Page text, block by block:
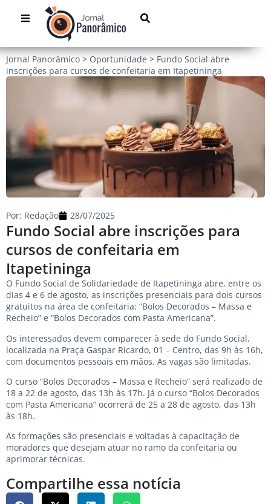
Jornal Panorâmico > Oportunidade > Fundo Social abre
inscrições para cursos de confeitaria em Itapetininga
Fundo Social abre inscrições para
cursos de confeitaria em
Itapetininga
Por: Redação 28/07/2025
O Fundo Social de Solidariedade de Itapetininga abre, entre os
dias 4 e 6 de agosto, as inscrições presenciais para dois cursos
gratuitos na área de confeitaria: “Bolos Decorados – Massa e
Recheio” e “Bolos Decorados com Pasta Americana”.
Os interessados devem comparecer à sede do Fundo Social,
localizada na Praça Gaspar Ricardo, 01 – Centro, das 9h às 16h,
com documentos pessoais em mãos. As vagas são limitadas.
O curso “Bolos Decorados – Massa e Recheio” será realizado de
18 a 22 de agosto, das 13h às 17h. Já o curso “Bolos Decorados
com Pasta Americana” ocorrerá de 25 a 28 de agosto, das 13h
às 18h.
As formações são presenciais e voltadas à capacitação de
moradores que desejam atuar no ramo da confeitaria ou
aprimorar técnicas.
Compartilhe essa notícia